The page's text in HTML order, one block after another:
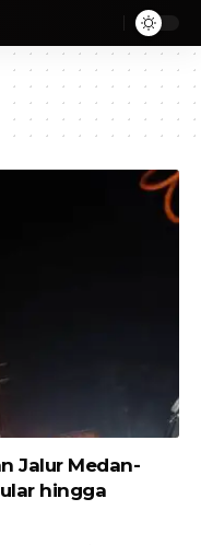
Jalur Medan-
hingga